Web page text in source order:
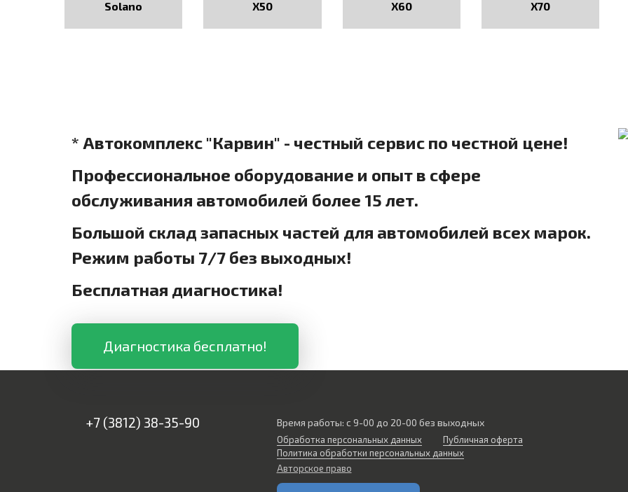
Solano X50 X60 X70
* Автокомплекс "Карвин" - честный сервис по честной цене!
Профессиональное оборудование и опыт в сфере
обслуживания автомобилей более 15 лет.
Большой склад запасных частей для автомобилей всех марок.
Режим работы 7/7 без выходных!
Бесплатная диагностика!
Диагностика бесплатно!
+7 (3812) 38-35-90 Время работы: с 9-00 до 20-00 без выходных
Обработка персональных данных
Публичная оферта
Политика обработки персональных данных
Авторское право